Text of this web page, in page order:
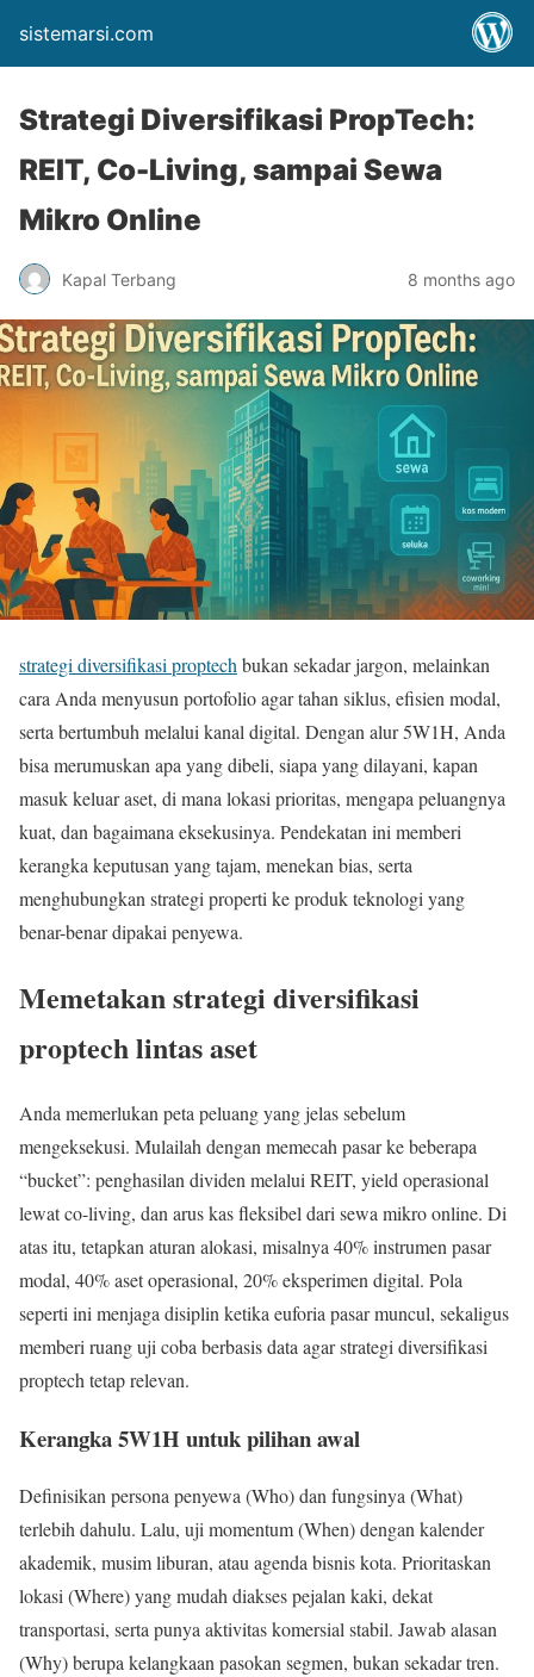
sistemarsi.com
Strategi Diversifikasi PropTech:
REIT, Co-Living, sampai Sewa
Mikro Online
Kapal Terbang 8 months ago
strategi diversifikasi proptech bukan sekadar jargon, melainkan
cara Anda menyusun portofolio agar tahan siklus, efisien modal,
serta bertumbuh melalui kanal digital. Dengan alur 5W1H, Anda
bisa merumuskan apa yang dibeli, siapa yang dilayani, kapan
masuk keluar aset, di mana lokasi prioritas, mengapa peluangnya
kuat, dan bagaimana eksekusinya. Pendekatan ini memberi
kerangka keputusan yang tajam, menekan bias, serta
menghubungkan strategi properti ke produk teknologi yang
benar-benar dipakai penyewa.
Memetakan strategi diversifikasi
proptech lintas aset
Anda memerlukan peta peluang yang jelas sebelum
mengeksekusi. Mulailah dengan memecah pasar ke beberapa
“bucket”: penghasilan dividen melalui REIT, yield operasional
lewat co-living, dan arus kas fleksibel dari sewa mikro online. Di
atas itu, tetapkan aturan alokasi, misalnya 40% instrumen pasar
modal, 40% aset operasional, 20% eksperimen digital. Pola
seperti ini menjaga disiplin ketika euforia pasar muncul, sekaligus
memberi ruang uji coba berbasis data agar strategi diversifikasi
proptech tetap relevan.
Kerangka 5W1H untuk pilihan awal
Definisikan persona penyewa (Who) dan fungsinya (What)
terlebih dahulu. Lalu, uji momentum (When) dengan kalender
akademik, musim liburan, atau agenda bisnis kota. Prioritaskan
lokasi (Where) yang mudah diakses pejalan kaki, dekat
transportasi, serta punya aktivitas komersial stabil. Jawab alasan
(Why) berupa kelangkaan pasokan segmen, bukan sekadar tren.